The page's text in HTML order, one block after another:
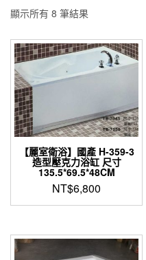
顯示所有 8 筆結果
【麗室衛浴】國產 H-359-3
造型壓克力浴缸 尺寸
135.5*69.5*48CM
NT$6,800